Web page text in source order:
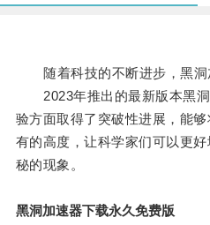
随着科技的不断进步，黑洞
2023年推出的最新版本黑洞
验方面取得了突破性进展，能
有的高度，让科学家们可以更
秘的现象。
黑洞加速器下载永久免费版